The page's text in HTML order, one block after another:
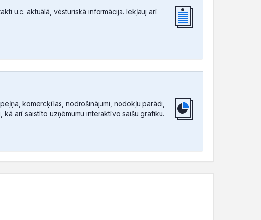
u.c. aktuālā, vēsturiskā informācija. Iekļauj arī
komercķīlas, nodrošinājumi, nodokļu parādi,
kā arī saistīto uzņēmumu interaktīvo saišu grafiku.